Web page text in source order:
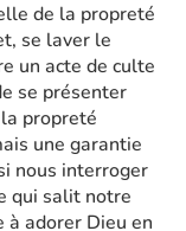
de la propreté
se laver le
un acte de culte
se présenter
propreté
une garantie
nous interroger
qui salit notre
à adorer Dieu en